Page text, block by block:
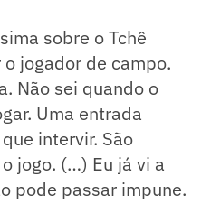
sobre o Tchê
jogador de campo.
Não sei quando o
Uma entrada
intervir. São
jogo. (…) Eu já vi a
pode passar impune.